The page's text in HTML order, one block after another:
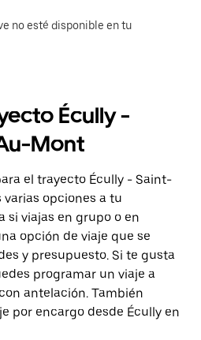
no esté disponible en tu
Écully -
Mont
el trayecto Écully - Saint-
opciones a tu
si viajas en grupo o en
opción de viaje que se
y presupuesto. Si te gusta
programar un viaje a
antelación. También
por encargo desde Écully en